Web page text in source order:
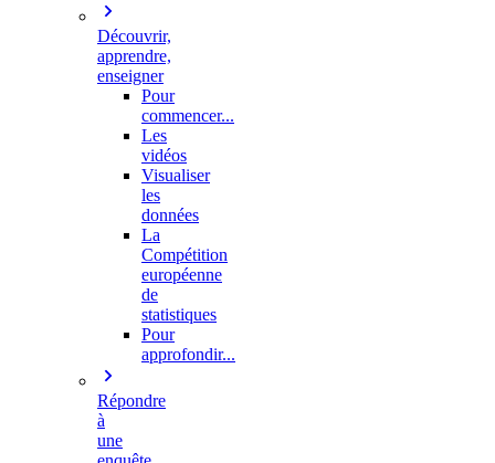
Découvrir,
apprendre,
enseigner
Pour
commencer...
Les
vidéos
Visualiser
les
données
La
Compétition
européenne
de
statistiques
Pour
approfondir...
Répondre
à
une